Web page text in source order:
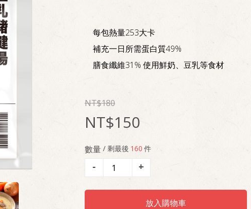
每包熱量253大卡
補充一日所需蛋白質49%
膳食纖維31% 使用鮮奶、豆乳等食材
180
150
數量 / 剩最後 160 件
- +
放入購物車